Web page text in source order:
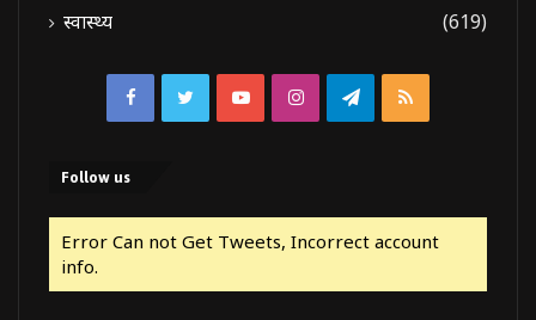
स्वास्थ्य
(619)
FacebookTwitterYouTubeInstagramTelegram
RSS
Follow us
Error Can not Get Tweets, Incorrect account
info.